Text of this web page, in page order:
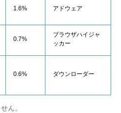
1.6% アドウェア
0.7%
ブラウザハイジャ
ッカー
0.6% ダウンローダー
ん。